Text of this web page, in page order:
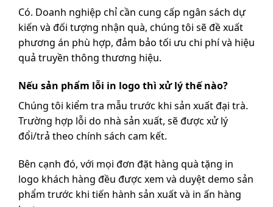
Có. Doanh nghiệp chỉ cần cung cấp ngân sách dự
kiến và đối tượng nhận quà, chúng tôi sẽ đề xuất
phương án phù hợp, đảm bảo tối ưu chi phí và hiệu
quả truyền thông thương hiệu.
Nếu sản phẩm lỗi in logo thì xử lý thế nào?
Chúng tôi kiểm tra mẫu trước khi sản xuất đại trà.
Trường hợp lỗi do nhà sản xuất, sẽ được xử lý
đổi/trả theo chính sách cam kết.
Bên cạnh đó, với mọi đơn đặt hàng quà tặng in
logo khách hàng đều được xem và duyệt demo sản
phẩm trước khi tiến hành sản xuất và in ấn hàng